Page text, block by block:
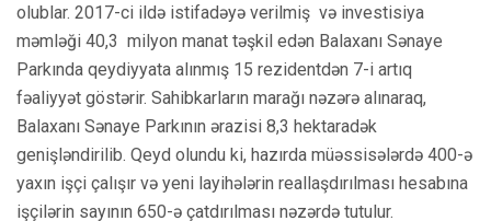
olublar. 2017-ci ildə istifadəyə verilmiş və investisiya
məmləği 40,3 milyon manat təşkil edən Balaxanı Sənaye
Parkında qeydiyyata alınmış 15 rezidentdən 7-i artıq
fəaliyyət göstərir. Sahibkarların marağı nəzərə alınaraq,
Balaxanı Sənaye Parkının ərazisi 8,3 hektaradək
genişləndirilib. Qeyd olundu ki, hazırda müəssisələrdə 400-ə
yaxın işçi çalışır və yeni layihələrin reallaşdırılması hesabına
işçilərin sayının 650-ə çatdırılması nəzərdə tutulur.